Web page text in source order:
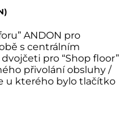
ANDON pro
s centrálním
pro “Shop floor”
přivolání obsluhy /
u kterého bylo tlačítko